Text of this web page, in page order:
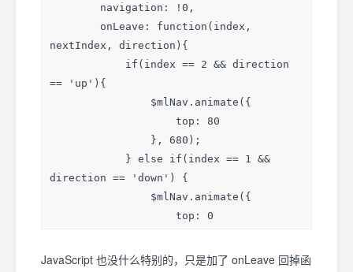
无论是 R 角弧线、还是更佳的相机算法、甚或是全新
的 mBack 键……如此多的改进，只为给你一台更加完美
的「青年良品」。</p>
</div>
</div>
<div class="section footer fp-auto-
navigation: !0,
onLeave: function(index,
nextIndex, direction){
if(index == 2 && direction
== 'up'){
$mlNav.animate({
top: 80
}, 680);
} else if(index == 1 &&
direction == 'down') {
$mlNav.animate({
top: 0
} else if(index == 3 &&
JavaScript 也没什么特别的，只是加了 onLeave 回掉函